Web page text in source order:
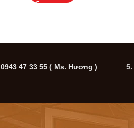
0943 47 33 55( Ms. Hương ) 5.